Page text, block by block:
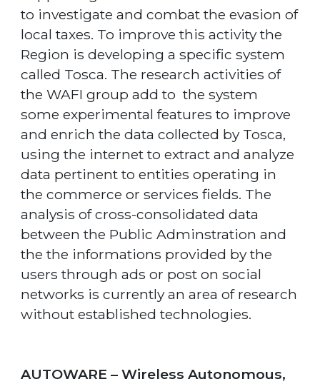
to investigate and combat the evasion of
local taxes. To improve this activity the
Region is developing a specific system
called Tosca. The research activities of
the WAFI group add to the system
some experimental features to improve
and enrich the data collected by Tosca,
using the internet to extract and analyze
data pertinent to entities operating in
the commerce or services fields. The
analysis of cross-consolidated data
between the Public Adminstration and
the the informations provided by the
users through ads or post on social
networks is currently an area of ​​research
without established technologies.
AUTOWARE – Wireless Autonomous,